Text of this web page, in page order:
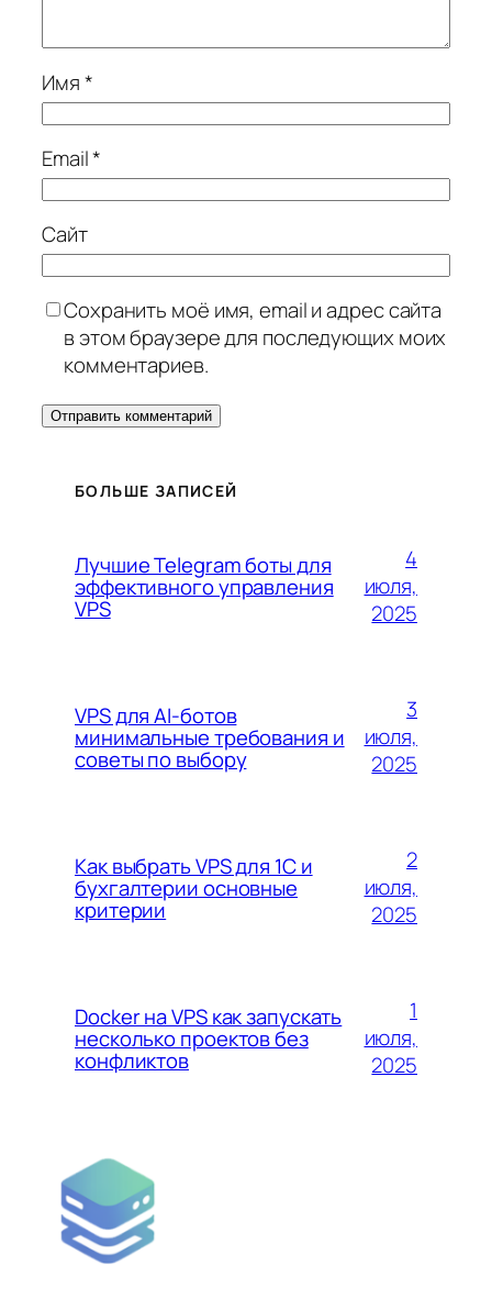
Имя*
Email*
Сайт
Сохранить моё имя, email и адрес сайта
в этом браузере для последующих моих
комментариев.
БОЛЬШЕ ЗАПИСЕЙ
Лучшие Telegram боты для
эффективного управления
VPS
4
июля,
2025
VPS для AI-ботов
минимальные требования и
советы по выбору
3
июля,
2025
Как выбрать VPS для 1С и
бухгалтерии основные
критерии
2
июля,
2025
Docker на VPS как запускать
несколько проектов без
конфликтов
1
июля,
2025